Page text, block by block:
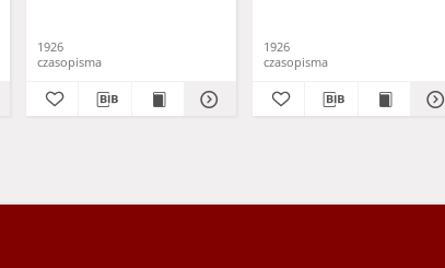
1926
czasopisma
1926
czasopisma